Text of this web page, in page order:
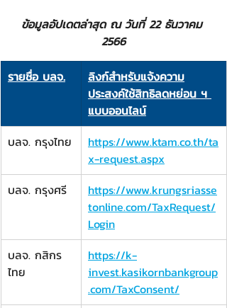
ข้อมูลอัปเดตล่าสุด ณ วันที่ 22 ธันวาคม
2566
รายชื่อ บลจ.
ลิงก์สำหรับแจ้งความ
ประสงค์ใช้สิทธิลดหย่อน ฯ
แบบออนไลน์
​บลจ. กรุงไทย
https://www.ktam.co.th/ta
x-request.aspx
​บลจ. กรุงศรี
https://www.krungsriasse
tonline.com/TaxRequest/
Login
​บลจ. กสิกร
ไทย
https://k-
invest.kasikornbankgroup
.com/TaxConsent/